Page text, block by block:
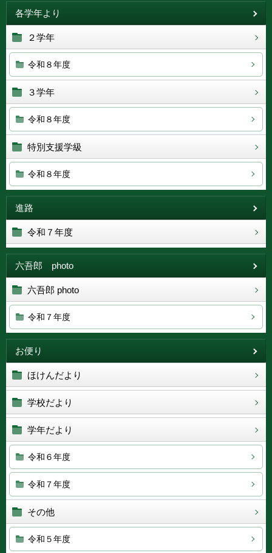
各学年より
２学年
令和８年度
３学年
令和８年度
特別支援学級
令和８年度
進路
令和７年度
六吾郎 photo
六吾郎 photo
令和７年度
お便り
ほけんだより
学校だより
学年だより
令和６年度
令和７年度
その他
令和５年度